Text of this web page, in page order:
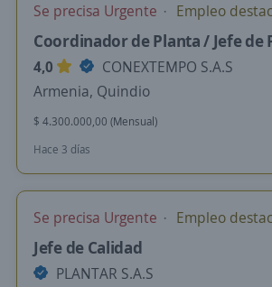
Se precisa Urgente Empleo
Coordinador de Planta / Jefe de
4,0
CONEXTEMPO S.A.S
Armenia, Quindio
$ 4.300.000,00 (Mensual)
Hace 3 días
Se precisa Urgente Empleo
Jefe de Calidad
PLANTAR S.A.S